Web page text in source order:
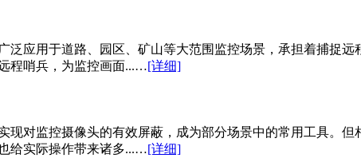
应用于道路、园区、矿山等大范围监控场景，承担着捕捉
程哨兵，为监控画面...…[详细]
现对监控摄像头的有效屏蔽，成为部分场景中的常用工具。
给实际操作带来诸多...…[详细]